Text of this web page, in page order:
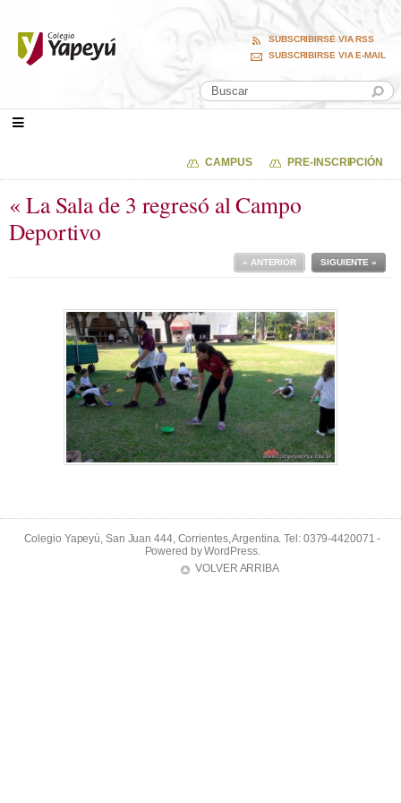
SUBSCRIBIRSE VIA RSS
SUBSCRIBIRSE VIA E-MAIL
CAMPUS PRE-INSCRIPCIÓN
« La Sala de 3 regresó al Campo
Deportivo
SIGUIENTE »
« ANTERIOR
Colegio Yapeyú, San Juan 444, Corrientes, Argentina. Tel: 0379-4420071 -
Powered byWordPress.
VOLVER ARRIBA